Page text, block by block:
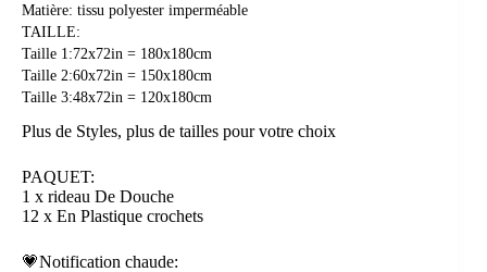
Matière: tissu polyester imperméable
TAILLE:
Taille 1:72x72in = 180x180cm
Taille 2:60x72in = 150x180cm
Taille 3:48x72in = 120x180cm
Plus de Styles, plus de tailles pour votre choix
PAQUET:
1 x rideau De Douche
12 x En Plastique crochets
💗Notification chaude: